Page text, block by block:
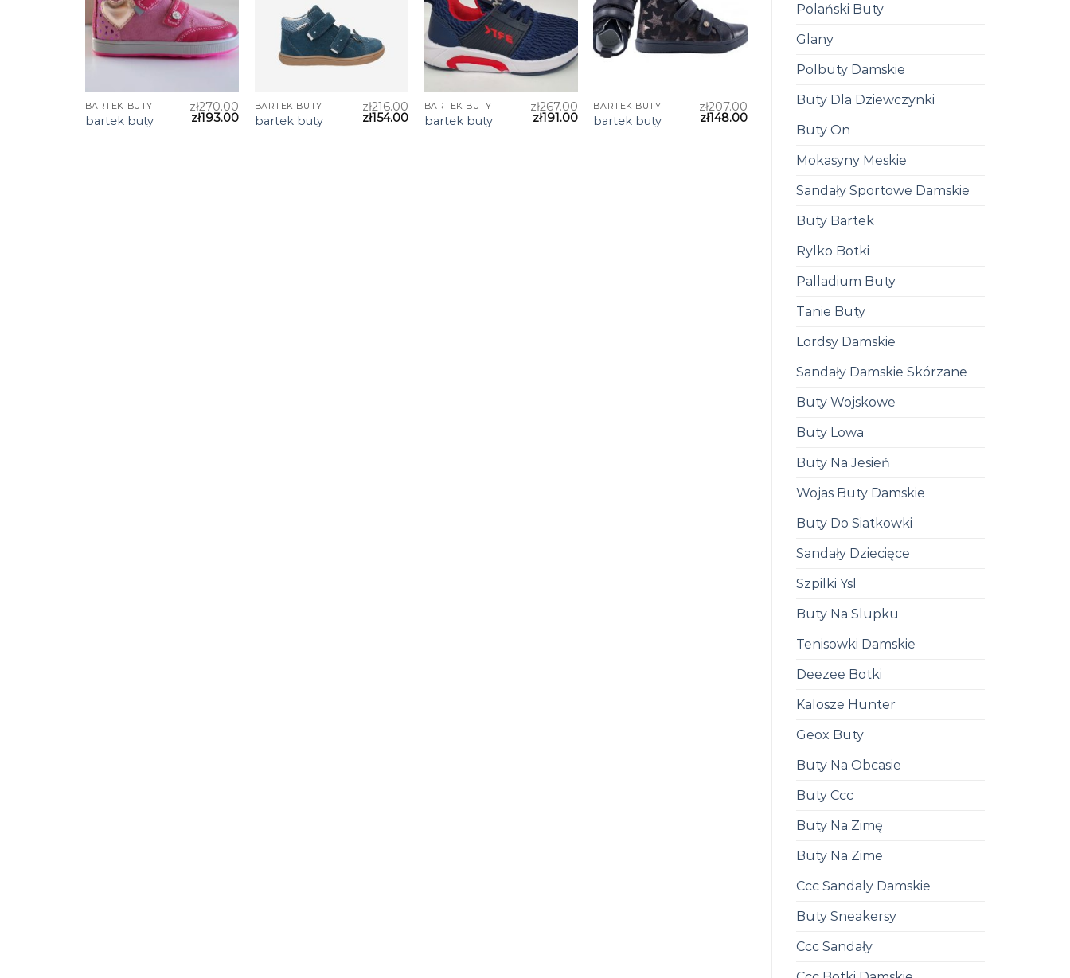
Polański Buty
Glany
Polbuty Damskie
Buty Dla Dziewczynki
Buty On
Mokasyny Meskie
Sandały Sportowe Damskie
Buty Bartek
Rylko Botki
Palladium Buty
Tanie Buty
Lordsy Damskie
Sandały Damskie Skórzane
Buty Wojskowe
Buty Lowa
Buty Na Jesień
Wojas Buty Damskie
Buty Do Siatkowki
Sandały Dziecięce
Szpilki Ysl
Buty Na Slupku
Tenisowki Damskie
Deezee Botki
Kalosze Hunter
Geox Buty
Buty Na Obcasie
Buty Ccc
Buty Na Zimę
Buty Na Zime
Ccc Sandaly Damskie
Buty Sneakersy
Ccc Sandały
BARTEK BUTY
bartek buty
zł270.00
zł193.00
BARTEK BUTY
bartek buty
zł216.00
zł154.00
BARTEK BUTY
bartek buty
zł267.00
zł191.00
BARTEK BUTY
bartek buty
zł207.00
zł148.00